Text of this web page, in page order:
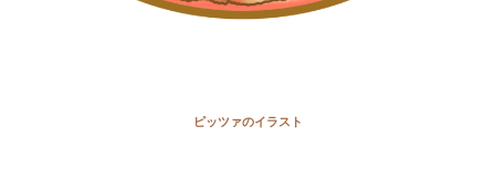
ピッツァのイラスト